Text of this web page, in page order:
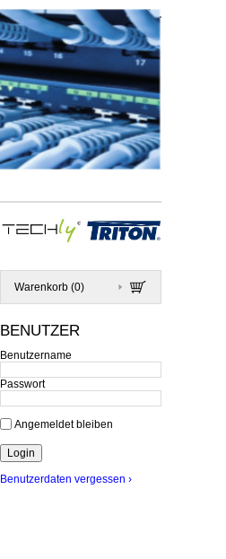
Warenkorb (0)
BENUTZER
Benutzername
Passwort
Angemeldet bleiben
Benutzerdaten vergessen ›